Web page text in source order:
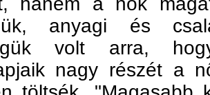
anyagi és
volt arra,
nagy részét a